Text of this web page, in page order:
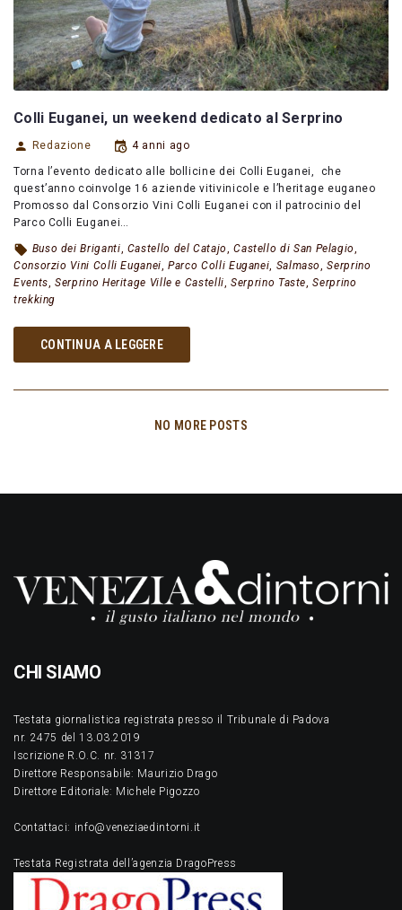
Colli Euganei, un weekend dedicato al Serprino
Redazione 4 anni ago
Torna l’evento dedicato alle bollicine dei Colli Euganei, che
quest’anno coinvolge 16 aziende vitivinicole e l’heritage euganeo
Promosso dal Consorzio Vini Colli Euganei con il patrocinio del
Parco Colli Euganei…
Buso dei Briganti, Castello del Catajo,Castello di San Pelagio,
Consorzio Vini Colli Euganei,Parco Colli Euganei, Salmaso,Serprino
Events,Serprino Heritage Ville e Castelli,Serprino Taste,Serprino
trekking
CONTINUA A LEGGERE
NO MORE POSTS
CHI SIAMO
Testata giornalistica registrata presso il Tribunale di Padova
nr. 2475 del 13.03.2019
Iscrizione R.O.C. nr. 31317
Direttore Responsabile: Maurizio Drago
Direttore Editoriale: Michele Pigozzo
Contattaci: info@veneziaedintorni.it
Testata Registrata dell’agenzia DragoPress